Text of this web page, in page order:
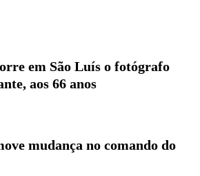
em São Luís o fotógrafo
aos 66 anos
mudança no comando do